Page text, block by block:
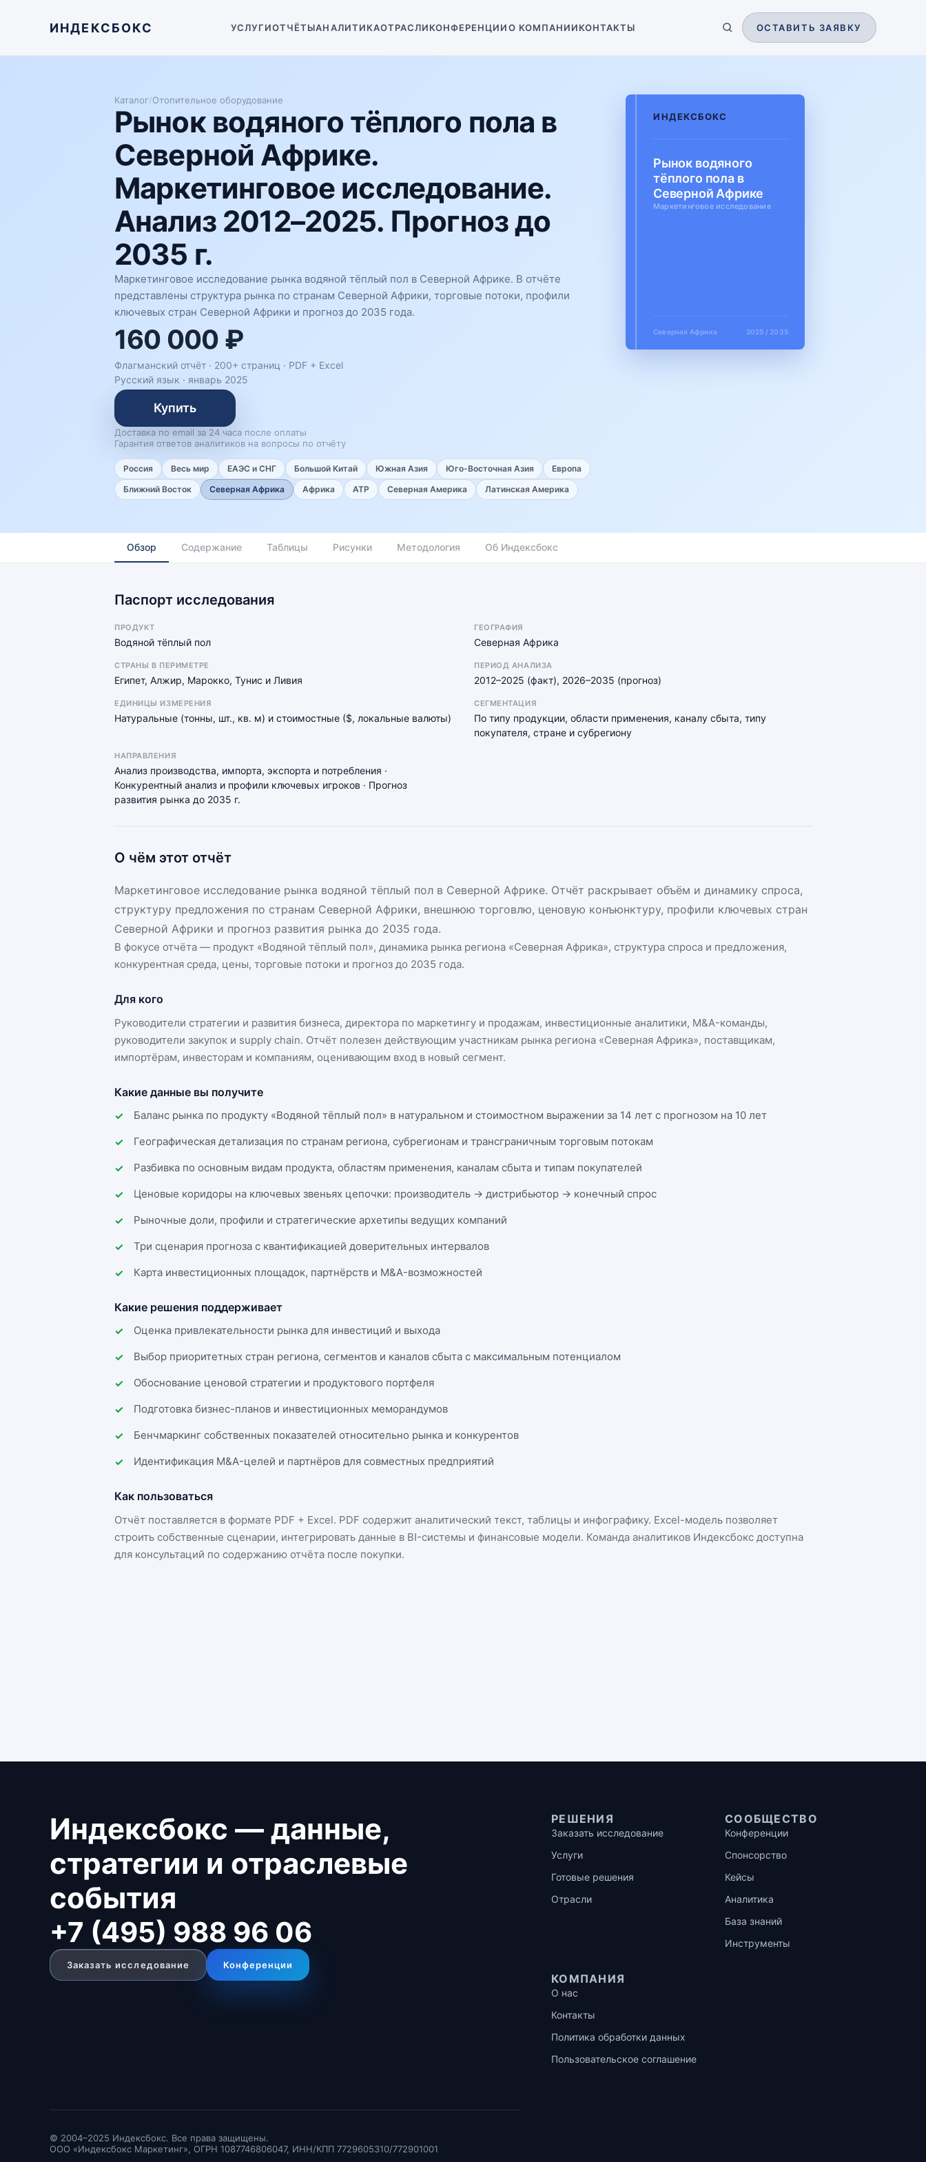
ИНДЕКСБОКС УСЛУГИОТЧЁТЫАНАЛИТИКАОТРАСЛИКОНФЕРЕНЦИИО КОМПАНИИКОНТАКТЫ ОСТАВИТЬ ЗАЯВКУ
Каталог/Отопительное оборудование
Рынок водяного тёплого пола в
Северной Африке.
Маркетинговое исследование.
Анализ 2012–2025. Прогноз до
2035 г.
Маркетинговое исследование рынка водяной тёплый пол в Северной Африке. В отчёте
представлены структура рынка по странам Северной Африки, торговые потоки, профили
ключевых стран Северной Африки и прогноз до 2035 года.
160 000 ₽
Флагманский отчёт · 200+ страниц · PDF + Excel
Русский язык · январь 2025
Купить
Доставка по email за 24 часа после оплаты
Гарантия ответов аналитиков на вопросы по отчёту
Россия Весь мир ЕАЭС и СНГ Большой Китай Южная Азия Юго-Восточная Азия
Европа
Ближний Восток
Северная Африка Африка АТР Северная Америка Латинская Америка
ИНДЕКСБОКС
Рынок водяного
тёплого пола в
Северной Африке
Маркетинговое исследование
Северная Африка 2025 / 2035
Обзор Содержание Таблицы Рисунки Методология Об Индексбокс
Паспорт исследования
ПРОДУКТ
Водяной тёплый пол
ГЕОГРАФИЯ
Северная Африка
СТРАНЫ В ПЕРИМЕТРЕ
Египет, Алжир, Марокко, Тунис и Ливия
ПЕРИОД АНАЛИЗА
2012–2025 (факт), 2026–2035 (прогноз)
ЕДИНИЦЫ ИЗМЕРЕНИЯ
Натуральные (тонны, шт., кв. м) и стоимостные ($, локальные валюты)
СЕГМЕНТАЦИЯ
По типу продукции, области применения, каналу сбыта, типу
покупателя, стране и субрегиону
НАПРАВЛЕНИЯ
Анализ производства, импорта, экспорта и потребления ·
Конкурентный анализ и профили ключевых игроков · Прогноз
развития рынка до 2035 г.
О чём этот отчёт
Маркетинговое исследование рынка водяной тёплый пол в Северной Африке. Отчёт раскрывает объём и динамику спроса,
структуру предложения по странам Северной Африки, внешнюю торговлю, ценовую конъюнктуру, профили ключевых стран
Северной Африки и прогноз развития рынка до 2035 года.
В фокусе отчёта — продукт «Водяной тёплый пол», динамика рынка региона «Северная Африка», структура спроса и предложения,
конкурентная среда, цены, торговые потоки и прогноз до 2035 года.
Для кого
Руководители стратегии и развития бизнеса, директора по маркетингу и продажам, инвестиционные аналитики, M&A-команды,
руководители закупок и supply chain. Отчёт полезен действующим участникам рынка региона «Северная Африка», поставщикам,
импортёрам, инвесторам и компаниям, оценивающим вход в новый сегмент.
Какие данные вы получите
Баланс рынка по продукту «Водяной тёплый пол» в натуральном и стоимостном выражении за 14 лет с прогнозом на 10 лет
Географическая детализация по странам региона, субрегионам и трансграничным торговым потокам
Разбивка по основным видам продукта, областям применения, каналам сбыта и типам покупателей
Ценовые коридоры на ключевых звеньях цепочки: производитель → дистрибьютор → конечный спрос
Рыночные доли, профили и стратегические архетипы ведущих компаний
Три сценария прогноза с квантификацией доверительных интервалов
Карта инвестиционных площадок, партнёрств и M&A-возможностей
Какие решения поддерживает
Оценка привлекательности рынка для инвестиций и выхода
Выбор приоритетных стран региона, сегментов и каналов сбыта с максимальным потенциалом
Обоснование ценовой стратегии и продуктового портфеля
Подготовка бизнес-планов и инвестиционных меморандумов
Бенчмаркинг собственных показателей относительно рынка и конкурентов
Идентификация M&A-целей и партнёров для совместных предприятий
Как пользоваться
Отчёт поставляется в формате PDF + Excel. PDF содержит аналитический текст, таблицы и инфографику. Excel-модель позволяет
строить собственные сценарии, интегрировать данные в BI-системы и финансовые модели. Команда аналитиков Индексбокс доступна
для консультаций по содержанию отчёта после покупки.
Индексбокс — данные,
стратегии и отраслевые
события
+7 (495) 988 96 06
Заказать исследование Конференции
РЕШЕНИЯ
Заказать исследование
Услуги
Готовые решения
Отрасли
СООБЩЕСТВО
Конференции
Спонсорство
Кейсы
Аналитика
База знаний
Инструменты
КОМПАНИЯ
О нас
Контакты
Политика обработки данных
Пользовательское соглашение
© 2004–2025 Индексбокс. Все права защищены.
ООО «Индексбокс Маркетинг», ОГРН 1087746806047, ИНН/КПП 7729605310/772901001